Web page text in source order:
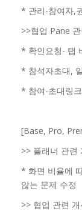
* 관리-참여자,
>>협업 Pane
* 확인요청- 탭
* 참석자초대,
* 참여-초대링
[Base, Pro,
>> 플래너 관련
* 화면 비율에
않는 문제 수정
>> 협업 관련 개